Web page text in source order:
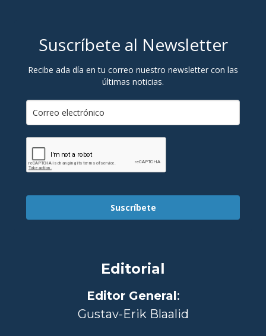
Suscríbete al Newsletter
Recibe ada día en tu correo nuestro newsletter con las
últimas noticias.
Suscríbete
Editorial
Editor General :
Gustav-Erik Blaalid